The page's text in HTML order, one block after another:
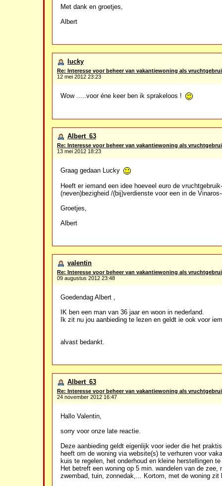
Met dank en groetjes,
Albert
lucky
Re: Interesse voor beheer van vakantiewoning als
12 mei 2012 23:23
Wow .....voor éne keer ben ik sprakeloos !
Albert_63
Re: Interesse voor beheer van vakantiewoning als
13 mei 2012 18:23
Graag gedaan Lucky
Heeft er iemand een idee hoeveel euro de
(neven)bezigheid /(bij)verdienste voor een in de
Groetjes,
Albert
valentin
Re: Interesse voor beheer van vakantiewoning als
09 augustus 2012 23:48
Goedendag Albert ,
IK ben een man van 36 jaar en woon in nederland.
Ik zit nu jou aanbieding te lezen en geldt ie ook voor
alvast bedankt.
Albert_63
Re: Interesse voor beheer van vakantiewoning als
24 november 2012 16:47
Hallo Valentin,
sorry voor onze late reactie.
Deze aanbieding geldt eigenlijk voor ieder die het
heeft om de woning via website(s) te verhuren voor
kuis te regelen, het onderhoud en kleine herstellingen
Het betreft een woning op 5 min. wandelen van de
zwembad, tuin, zonnedak,... Kortom, met de woning zit